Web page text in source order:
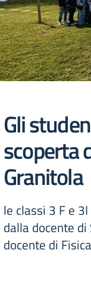
Gli
scoperta
Granitola
le classi 3 F e
dalla docente di
docente di